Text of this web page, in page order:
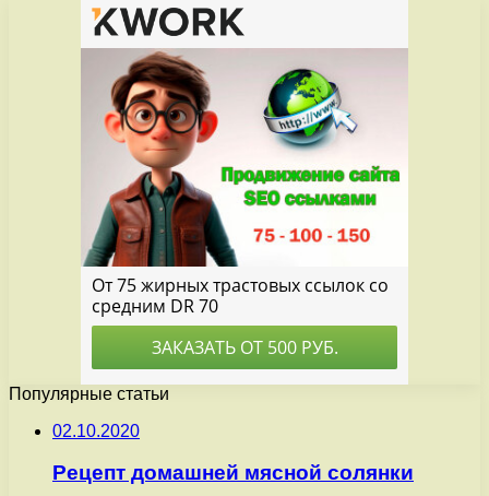
Популярные статьи
02.10.2020
Рецепт домашней мясной солянки